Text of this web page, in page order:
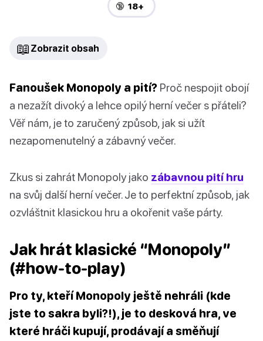
🔞 18+
📖 Zobrazit obsah
Fanoušek Monopoly a pití? Proč nespojit obojí
a nezažít divoký a lehce opilý herní večer s přáteli?
Věř nám, je to zaručený způsob, jak si užít
nezapomenutelný a zábavný večer.
Zkus si zahrát Monopoly jako zábavnou pití hru
na svůj další herní večer. Je to perfektní způsob, jak
ozvláštnit klasickou hru a okořenit vaše párty.
Jak hrát klasické “Monopoly”
(#how-to-play)
Pro ty, kteří Monopoly ještě nehráli (kde
jste to sakra byli?!), je to desková hra, ve
které hráči kupují, prodávají a směňují